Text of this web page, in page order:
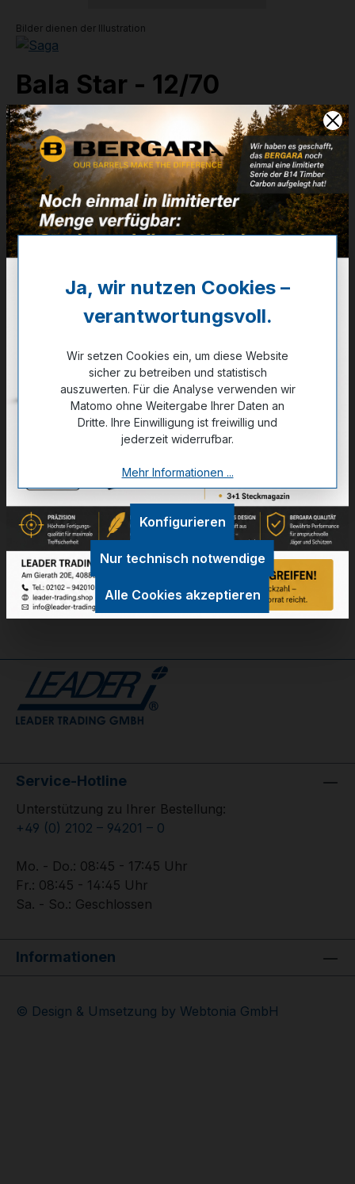
Bilder dienen der Illustration
Bala Star - 12/70
31g
Artikelnummer:01-03540
Weitere Informationen
✔VE: 5 St. (Karton 50x5)
❌ Nicht auf Lager
Zum Merkzettel hinzufügen
Technische Daten
GPSR Information
Bewertungen
Service-Hotline
Unterstützung zu Ihrer Bestellung:
+49 (0) 2102 – 94201 – 0
Mo. - Do.: 08:45 - 17:45 Uhr
Fr.: 08:45 - 14:45 Uhr
Sa. - So.: Geschlossen
Informationen
© Design & Umsetzung by Webtonia GmbH
Ja, wir nutzen Cookies –
verantwortungsvoll.
Wir setzen Cookies ein, um diese Website
sicher zu betreiben und statistisch
auszuwerten. Für die Analyse verwenden wir
Matomo ohne Weitergabe Ihrer Daten an
Dritte. Ihre Einwilligung ist freiwillig und
jederzeit widerrufbar.
Mehr Informationen ...
Nur technisch notwendige
Konfigurieren
Alle Cookies akzeptieren